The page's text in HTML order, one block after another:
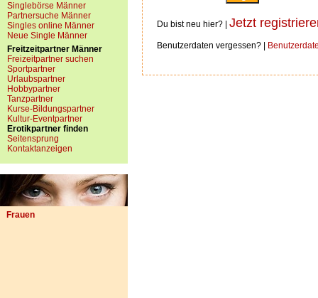
Singlebörse Männer
Partnersuche Männer
Singles online Männer
Neue Single Männer
Freitzeitpartner Männer
Freizeitpartner suchen
Sportpartner
Urlaubspartner
Hobbypartner
Tanzpartner
Kurse-Bildungspartner
Kultur-Eventpartner
Erotikpartner finden
Seitensprung
Kontaktanzeigen
Frauen
Du bist neu hier? | Jetzt
Benutzerdaten vergessen? |